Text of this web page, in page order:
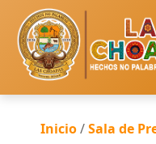
Inicio/Sala de